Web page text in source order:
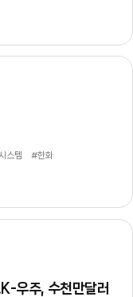
스템
#한화